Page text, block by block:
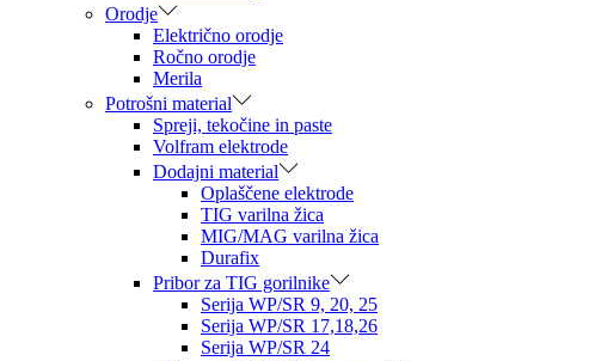
Orodje
Električno orodje
Ročno orodje
Merila
Potrošni material
Spreji, tekočine in paste
Volfram elektrode
Dodajni material
Oplaščene elektrode
TIG varilna žica
MIG/MAG varilna žica
Durafix
Pribor za TIG gorilnike
Serija WP/SR 9, 20, 25
Serija WP/SR 17,18,26
Serija WP/SR 24